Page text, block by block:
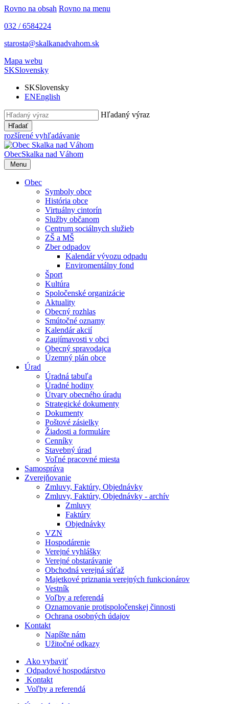
Rovno na obsah Rovno na menu
032 / 6584224
starosta@skalkanadvahom.sk
Mapa webu
SKSlovensky
SKSlovensky
ENEnglish
Hľadaný výraz
Hľadať
rozšírené vyhľadávanie
ObecSkalka nad Váhom
Menu
Obec
Symboly obce
História obce
Virtuálny cintorín
Služby občanom
Centrum sociálnych služieb
ZŠ a MŠ
Zber odpadov
Kalendár vývozu odpadu
Enviromentálny fond
Šport
Kultúra
Spoločenské organizácie
Aktuality
Obecný rozhlas
Smútočné oznamy
Kalendár akcií
Zaujímavosti v obci
Obecný spravodajca
Územný plán obce
Úrad
Úradná tabuľa
Úradné hodiny
Útvary obecného úradu
Strategické dokumenty
Dokumenty
Poštové zásielky
Žiadosti a formuláre
Cenníky
Stavebný úrad
Voľné pracovné miesta
Samospráva
Zverejňovanie
Zmluvy, Faktúry, Objednávky
Zmluvy, Faktúry, Objednávky - archív
Zmluvy
Faktúry
Objednávky
VZN
Hospodárenie
Verejné vyhlášky
Verejné obstarávanie
Obchodná verejná súťaž
Majetkové priznania verejných funkcionárov
Vestník
Voľby a referendá
Oznamovanie protispoločenskej činnosti
Ochrana osobných údajov
Kontakt
Napíšte nám
Užitočné odkazy
Ako vybaviť
Odpadové hospodárstvo
Kontakt
Voľby a referendá